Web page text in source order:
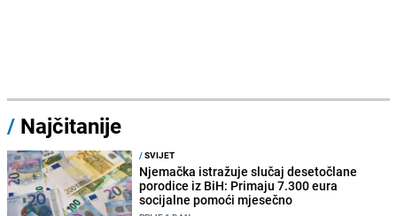
/ Najčitanije
/SVIJET
Njemačka istražuje slučaj desetočlane
porodice iz BiH: Primaju 7.300 eura
socijalne pomoći mjesečno